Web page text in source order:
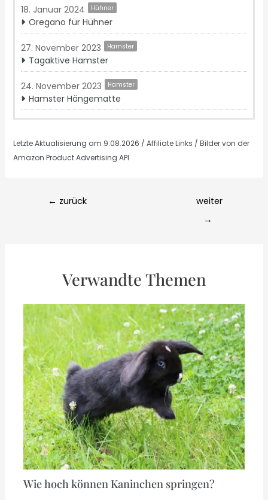
18. Januar 2024 Hühner
Oregano für Hühner
27. November 2023 Hamster
Tagaktive Hamster
24. November 2023 Hamster
Hamster Hängematte
Letzte Aktualisierung am 9.08.2026 / Affiliate Links / Bilder von der
Amazon Product Advertising API
← zurück
weiter
→
Verwandte Themen
Wie hoch können Kaninchen springen?